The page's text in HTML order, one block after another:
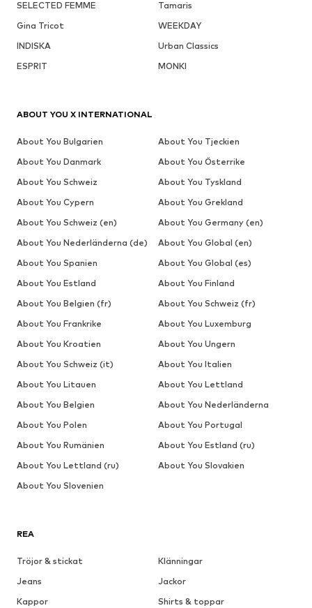
SELECTED FEMME
Tamaris
Gina Tricot
WEEKDAY
INDISKA
Urban Classics
ESPRIT
MONKI
REA
Tröjor & stickat
Klänningar
Jeans
Jackor
Kappor
Shirts & toppar
ABOUT YOU X INTERNATIONAL
About You Bulgarien
About You Tjeckien
About You Danmark
About You Österrike
About You Schweiz
About You Tyskland
About You Cypern
About You Grekland
About You Schweiz (en)
About You Germany (en)
About You Nederländerna (de)
About You Global (en)
About You Spanien
About You Global (es)
About You Estland
About You Finland
About You Belgien (fr)
About You Schweiz (fr)
About You Frankrike
About You Luxemburg
About You Kroatien
About You Ungern
About You Schweiz (it)
About You Italien
About You Litauen
About You Lettland
About You Belgien
About You Nederländerna
About You Polen
About You Portugal
About You Rumänien
About You Estland (ru)
About You Lettland (ru)
About You Slovakien
About You Slovenien